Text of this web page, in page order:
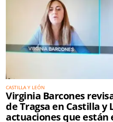
CASTILLA Y LEÓN
Virginia Barcones
de Tragsa en Castilla y
actuaciones que están